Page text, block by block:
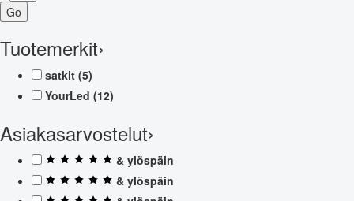
Go
Tuotemerkit›
satkit (5)
YourLed (12)
Asiakasarvostelut›
& ylöspäin
& ylöspäin